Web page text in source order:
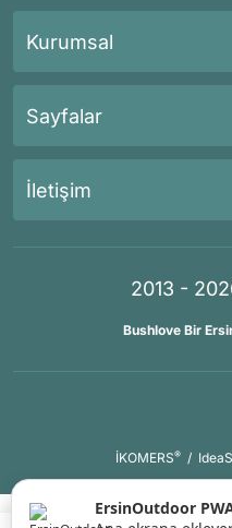
Kurumsal
Sayfalar
İletişim
2013 -
Bushlove Bir
İKOMERS® /
ErsinOutdoor